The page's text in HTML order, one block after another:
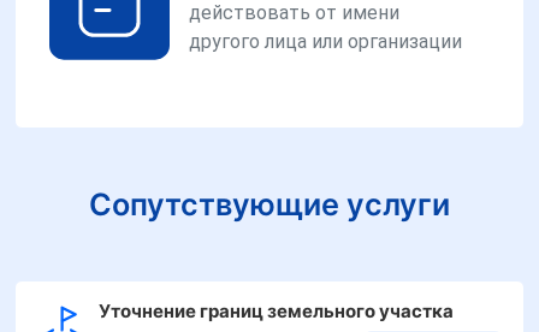
действовать от имени
другого лица или организации
Сопутствующие услуги
Уточнение границ земельного участка